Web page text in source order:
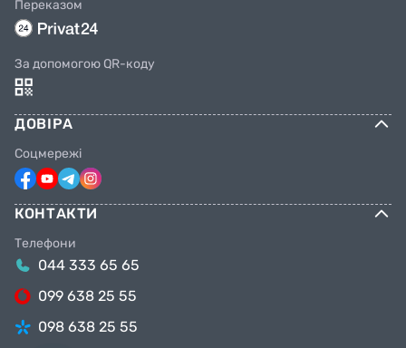
Переказом
За допомогою QR-коду
ДОВІРА
Соцмережі
КОНТАКТИ
Телефони
044 333 65 65
099 638 25 55
098 638 25 55